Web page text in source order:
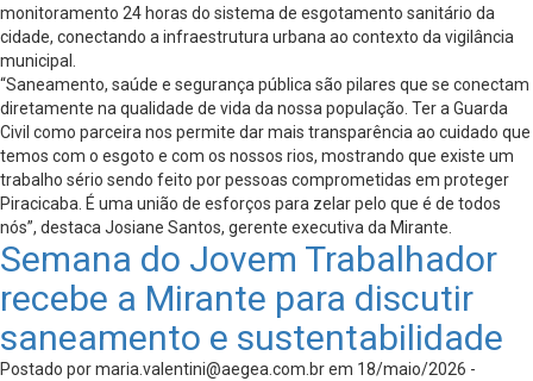
monitoramento 24 horas do sistema de esgotamento sanitário da
cidade, conectando a infraestrutura urbana ao contexto da vigilância
municipal.
“Saneamento, saúde e segurança pública são pilares que se conectam
diretamente na qualidade de vida da nossa população. Ter a Guarda
Civil como parceira nos permite dar mais transparência ao cuidado que
temos com o esgoto e com os nossos rios, mostrando que existe um
trabalho sério sendo feito por pessoas comprometidas em proteger
Piracicaba. É uma união de esforços para zelar pelo que é de todos
nós”, destaca Josiane Santos, gerente executiva da Mirante.
Semana do Jovem Trabalhador
recebe a Mirante para discutir
saneamento e sustentabilidade
Postado pormaria.valentini@aegea.com.brem 18/maio/2026 -